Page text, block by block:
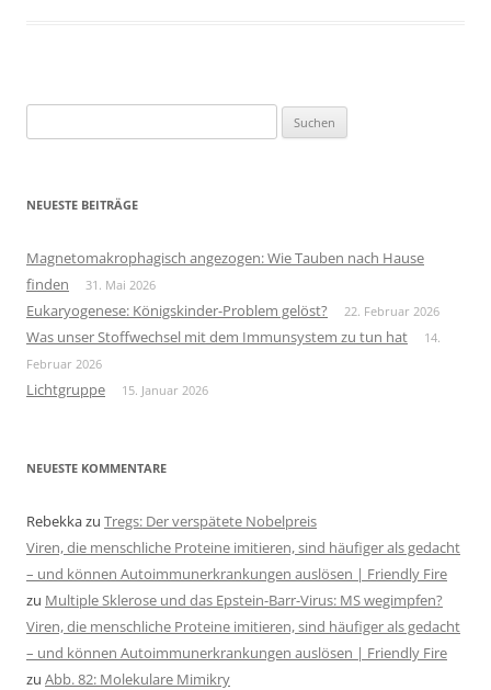
nach:
NEUESTE BEITRÄGE
Magnetomakrophagisch angezogen: Wie Tauben nach Hause
finden
31. Mai 2026
Eukaryogenese: Königskinder-Problem gelöst? 22. Februar 2026
Was unser Stoffwechsel mit dem Immunsystem zu tun hat
14.
Februar 2026
Lichtgruppe 15. Januar 2026
NEUESTE KOMMENTARE
Rebekkazu Tregs: Der verspätete Nobelpreis
Viren, die menschliche Proteine imitieren, sind häufiger als gedacht
– und können Autoimmunerkrankungen auslösen | Friendly Fire
zu Multiple Sklerose und das Epstein-Barr-Virus: MS wegimpfen?
Viren, die menschliche Proteine imitieren, sind häufiger als gedacht
– und können Autoimmunerkrankungen auslösen | Friendly Fire
zu Abb. 82: Molekulare Mimikry